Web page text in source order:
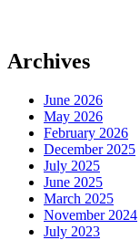
Archives
June 2026
May 2026
February 2026
December 2025
July 2025
June 2025
March 2025
November 2024
July 2023